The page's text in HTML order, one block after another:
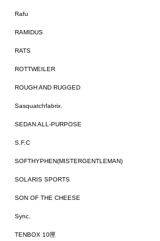
Rafu
RAMIDUS
RATS
ROTTWEILER
ROUGH AND RUGGED
Sasquatchfabrix.
SEDAN ALL-PURPOSE
S.F.C
SOFTHYPHEN(MISTERGENTLEMAN)
SOLARIS SPORTS
SON OF THE CHEESE
Sync.
TENBOX 10匣